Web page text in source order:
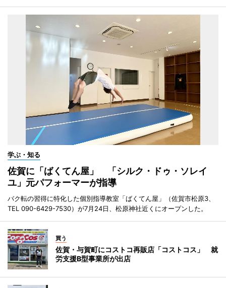
学ぶ・知る
佐賀に「ばくてん屋」 「シルク・ドゥ・ソレイ
ユ」元パフォーマーが指導
バク転の習得に特化した個別指導教室「ばくてん屋」（佐賀市松原3、
TEL 090-6429-7530）が7月24日、松原神社近くにオープンした。
買う
佐賀・与賀町にコストコ再販店「コストコス」 就
労支援B型事業所が出店